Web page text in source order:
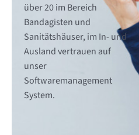
über 20 im Bereich
Bandagisten und
Sanitätshäuser, im In- und
Ausland vertrauen auf
unser
Softwaremanagement
System.